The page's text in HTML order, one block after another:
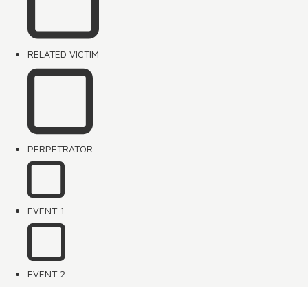
RELATED VICTIM
PERPETRATOR
EVENT 1
EVENT 2